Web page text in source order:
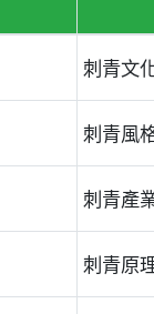
刺青文
刺青風
刺青產
刺青原